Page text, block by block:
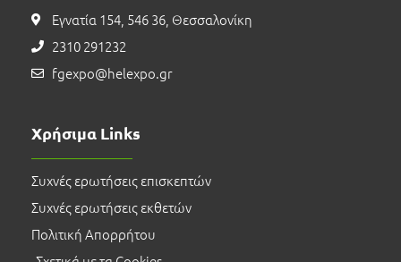
Εγνατία 154, 546 36, Θεσσαλονίκη
2310 291232
fgexpo@helexpo.gr
Χρήσιμα Links
Συχνές ερωτήσεις επισκεπτών
Συχνές ερωτήσεις εκθετών
Πολιτική Απορρήτου